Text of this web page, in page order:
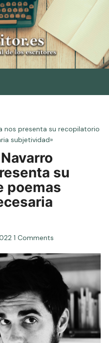
nos presenta su recopilatorio
subjetividad»
su
poemas
1 Comments